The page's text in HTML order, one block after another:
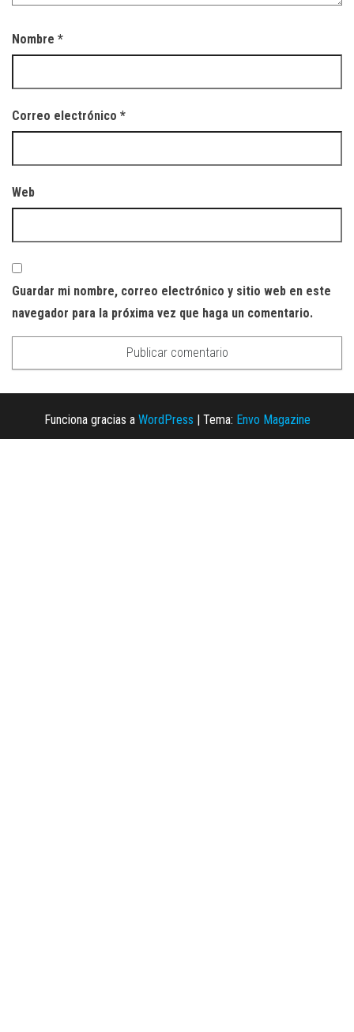
Nombre *
Correo electrónico *
Web
Guardar mi nombre, correo electrónico y sitio web en este
navegador para la próxima vez que haga un comentario.
Funciona gracias a WordPress Tema: Envo Magazine